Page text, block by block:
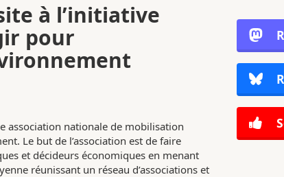
à l’initiative
pour
association nationale de mobilisation
Le but de l’association est de faire
et décideurs économiques en menant
réunissant un réseau d’associations et